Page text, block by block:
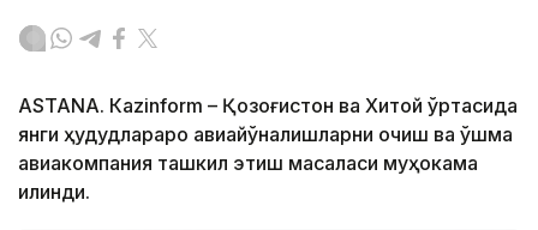
ASTANА. Кazinform – Қозоғистон ва Хитой ўртасида
янги ҳудудлараро авиайўналишларни очиш ва қўшма
авиакомпания ташкил этиш масаласи муҳокама
қилинди.